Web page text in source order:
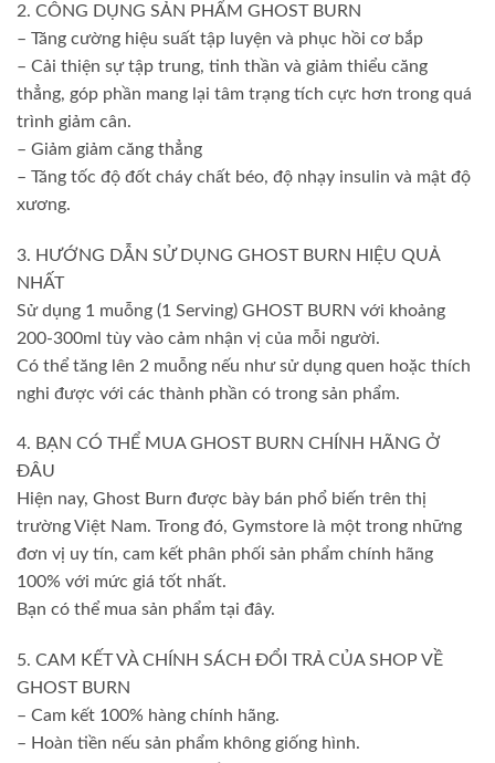
2. CÔNG DỤNG SẢN PHẨM GHOST BURN
– Tăng cường hiệu suất tập luyện và phục hồi cơ bắp
– Cải thiện sự tập trung, tinh thần và giảm thiểu căng
thẳng, góp phần mang lại tâm trạng tích cực hơn trong quá
trình giảm cân.
– Giảm giảm căng thẳng
– Tăng tốc độ đốt cháy chất béo, độ nhạy insulin và mật độ
xương.
3. HƯỚNG DẪN SỬ DỤNG GHOST BURN HIỆU QUẢ
NHẤT
Sử dụng 1 muỗng (1 Serving) GHOST BURN với khoảng
200-300ml tùy vào cảm nhận vị của mỗi người.
Có thể tăng lên 2 muỗng nếu như sử dụng quen hoặc thích
nghi được với các thành phần có trong sản phẩm.
4. BẠN CÓ THỂ MUA GHOST BURN CHÍNH HÃNG Ở
ĐÂU
Hiện nay, Ghost Burn được bày bán phổ biến trên thị
trường Việt Nam. Trong đó, Gymstore là một trong những
đơn vị uy tín, cam kết phân phối sản phẩm chính hãng
100% với mức giá tốt nhất.
Bạn có thể mua sản phẩm tại đây.
5. CAM KẾT VÀ CHÍNH SÁCH ĐỔI TRẢ CỦA SHOP VỀ
GHOST BURN
– Cam kết 100% hàng chính hãng.
– Hoàn tiền nếu sản phẩm không giống hình.